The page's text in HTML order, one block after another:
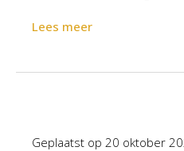
Lees meer
Geplaatst op 20 oktober